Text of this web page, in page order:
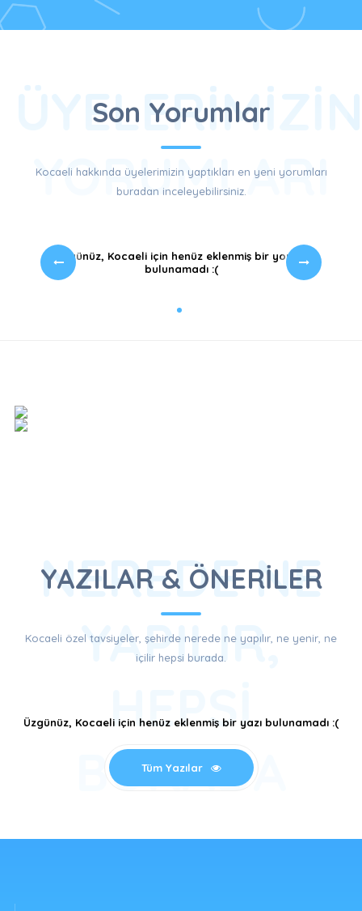
Son Yorumlar
YORUMLARI
Kocaeli hakkında üyelerimizin yaptıkları en yeni yorumları
buradan inceleyebilirsiniz.
Üzgünüz, Kocaeli için henüz eklenmiş bir yorum
bulunamadı :(
YAZILAR & ÖNERİLER
NEREDE NE
YAPILIR,
HEPSI
BURADA
Kocaeli özel tavsiyeler, şehirde nerede ne yapılır, ne yenir, ne
içilir hepsi burada.
Üzgünüz, Kocaeli için henüz eklenmiş bir yazı bulunamadı :(
Tüm Yazılar